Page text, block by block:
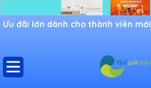
Ưu đãi lớn dành cho thành viên mới